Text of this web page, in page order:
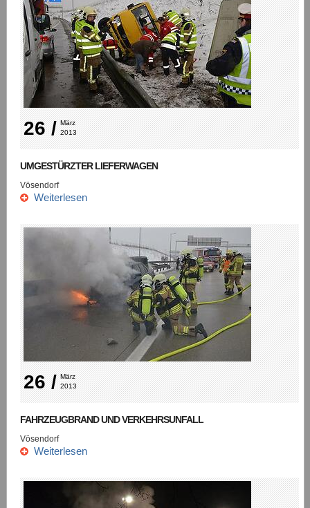
26 / März
2013
UMGESTÜRZTER LIEFERWAGEN
Vösendorf
Weiterlesen
26 / März
2013
FAHRZEUGBRAND UND VERKEHRSUNFALL
Vösendorf
Weiterlesen